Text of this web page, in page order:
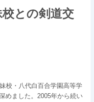
との剣道交
校・八代白百合学園高等学
めました。2005年から続い